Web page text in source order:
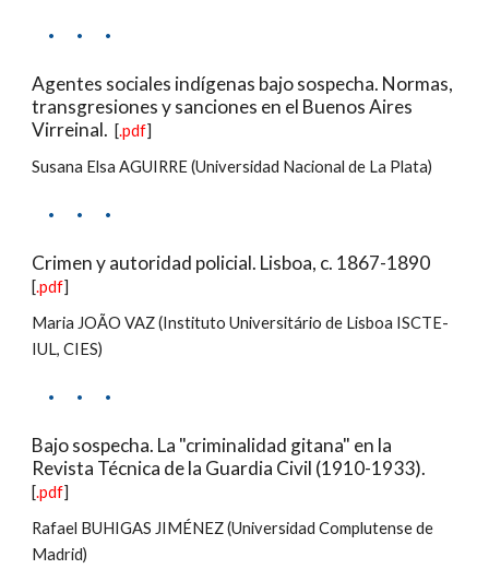
·     ·     ·
Agentes sociales indígenas bajo sospecha. Normas,
transgresiones y sanciones en el Buenos Aires
Virreinal.
  [
.pdf]
Susana Elsa AGUIRRE (Universidad Nacional de La Plata)
·     ·     ·
Crimen y autoridad policial. Lisboa, c. 1867-1890
[.pdf]
Maria JOÃO VAZ (Instituto Universitário de Lisboa ISCTE-
IUL, CIES)
·     ·     ·
Bajo sospecha. La "criminalidad gitana" en la
Revista Técnica de la Guardia Civil (1910-1933).
[.pdf]
Rafael BUHIGAS JIMÉNEZ (Universidad Complutense de
Madrid)